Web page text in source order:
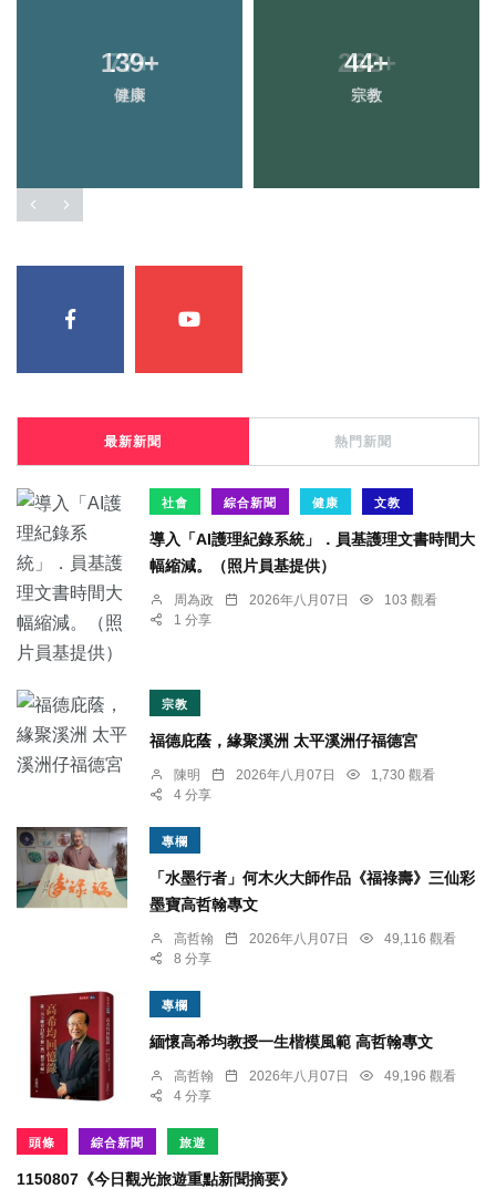
139+
健康
44+
宗教
最新新聞 熱門新聞
社會 綜合新聞 健康 文教
導入「AI護理紀錄系統」．員基護理文書時間大
幅縮減。（照片員基提供）
周為政 2026年八月07日
103 觀看
1 分享
宗教
福德庇蔭，緣聚溪洲 太平溪洲仔福德宮
陳明 2026年八月07日
1,730 觀看
4 分享
專欄
「水墨行者」何木火大師作品《福祿壽》三仙彩
墨寶高哲翰專文
高哲翰 2026年八月07日
49,116 觀看
8 分享
專欄
緬懷高希均教授一生楷模風範 高哲翰專文
高哲翰 2026年八月07日
49,196 觀看
4 分享
頭條 綜合新聞 旅遊
1150807《今日觀光旅遊重點新聞摘要》